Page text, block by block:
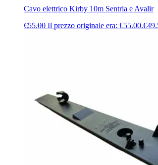
Cavo elettrico Kirby 10m Sentria e Avalir
€55.00 Il prezzo originale era: €55.00.€